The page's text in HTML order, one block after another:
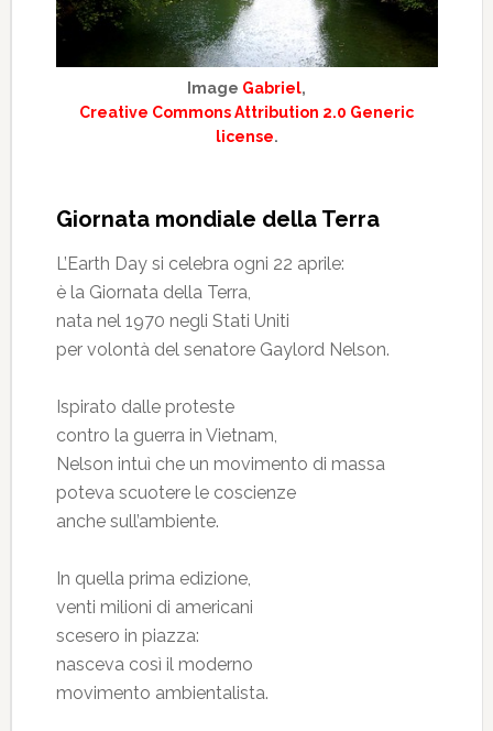
Image Gabriel,
Creative Commons Attribution 2.0 Generic
license.
Giornata mondiale della Terra
L’Earth Day si celebra ogni 22 aprile:
è la Giornata della Terra,
nata nel 1970 negli Stati Uniti
per volontà del senatore Gaylord Nelson.
Ispirato dalle proteste
contro la guerra in Vietnam,
Nelson intuì che un movimento di massa
poteva scuotere le coscienze
anche sull’ambiente.
In quella prima edizione,
venti milioni di americani
scesero in piazza:
nasceva così il moderno
movimento ambientalista.